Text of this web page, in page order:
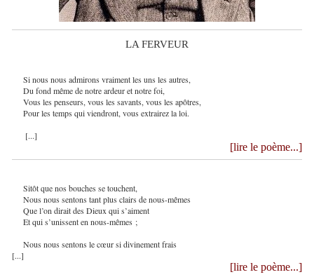
LA FERVEUR
Si nous nous admirons vraiment les uns les autres,
Du fond même de notre ardeur et notre foi,
Vous les penseurs, vous les savants, vous les apôtres,
Pour les temps qui viendront, vous extrairez la loi.
[...]
[lire le poème...]
Sitôt que nos bouches se touchent,
Nous nous sentons tant plus clairs de nous-mêmes
Que l’on dirait des Dieux qui s’aiment
Et qui s’unissent en nous-mêmes ;
Nous nous sentons le cœur si divinement frais
[...]
[lire le poème...]